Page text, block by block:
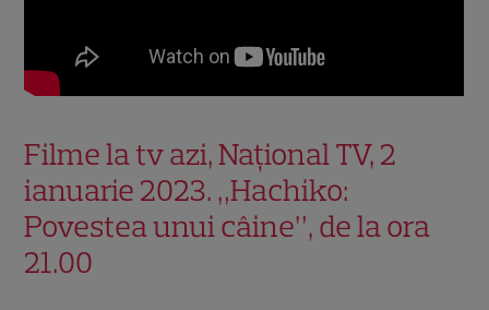
Filme la tv azi, Național TV, 2
ianuarie 2023. „Hachiko:
Povestea unui câine”, de la ora
21.00